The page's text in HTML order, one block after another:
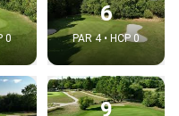
0
6
PAR 4 • HCP 0
9